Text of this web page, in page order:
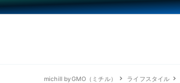
michill byGMO（ミチル）
ライフスタイル